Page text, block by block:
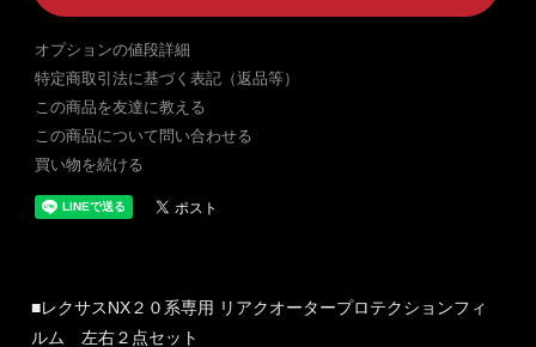
オプションの値段詳細
特定商取引法に基づく表記（返品等）
この商品を友達に教える
この商品について問い合わせる
買い物を続ける
■レクサスNX２０系専用 リアクオータープロテクションフィ
ルム 左右２点セット